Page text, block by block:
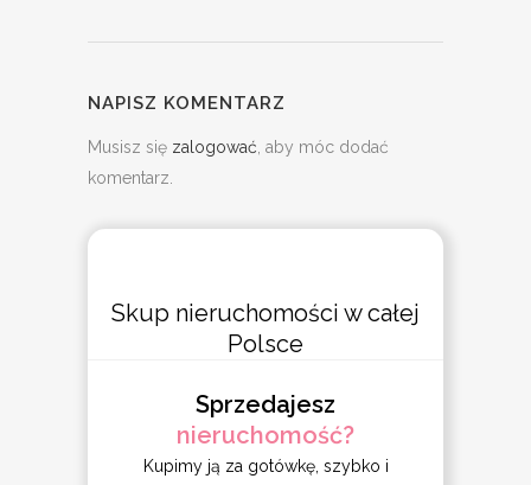
NAPISZ KOMENTARZ
Musisz się zalogować, aby móc dodać
komentarz.
Skup nieruchomości w całej
Polsce
Sprzedajesz
nieruchomość?
Kupimy ją za gotówkę, szybko i